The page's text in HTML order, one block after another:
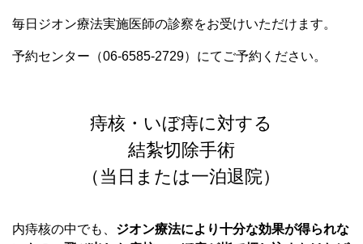
毎日ジオン療法実施医師の診察をお受けいただけます。
予約センター（06-6585-2729）にてご予約ください。
痔核・いぼ痔に対する
結紮切除手術
（当日または一泊退院）
内痔核の中でも、 ジオン療法により十分な効果が得られな